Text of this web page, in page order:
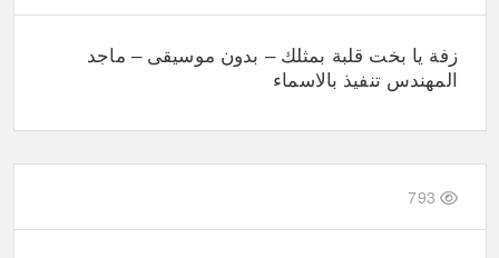
زفة يا بخت قلبة بمثلك – بدون موسيقى – ماجد
المهندس تنفيذ بالاسماء
793